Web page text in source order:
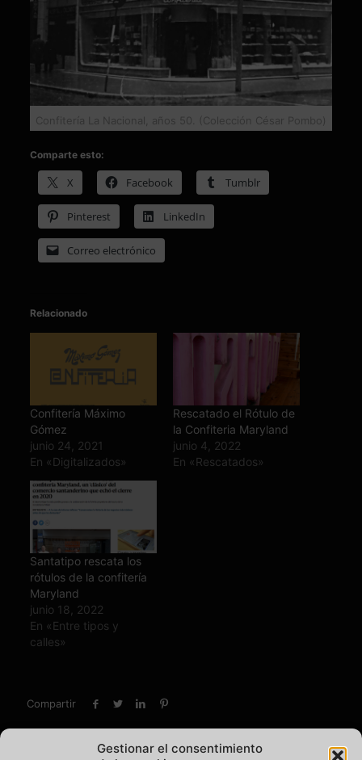
Gestionar el consentimiento
Confitería La Nacional, años 50. (Colección César Pombo)
Comparte esto:
X Facebook Tumblr
Pinterest LinkedIn
Correo electrónico
Relacionado
Confitería Máximo
Gómez
junio 24, 2021
En «Digitalizados»
Rescatado el Rótulo de
la Confiteria Maryland
junio 4, 2022
En «Rescatados»
Santatipo rescata los
rótulos de la confitería
Maryland
junio 18, 2022
En «Entre tipos y
calles»
Compartir